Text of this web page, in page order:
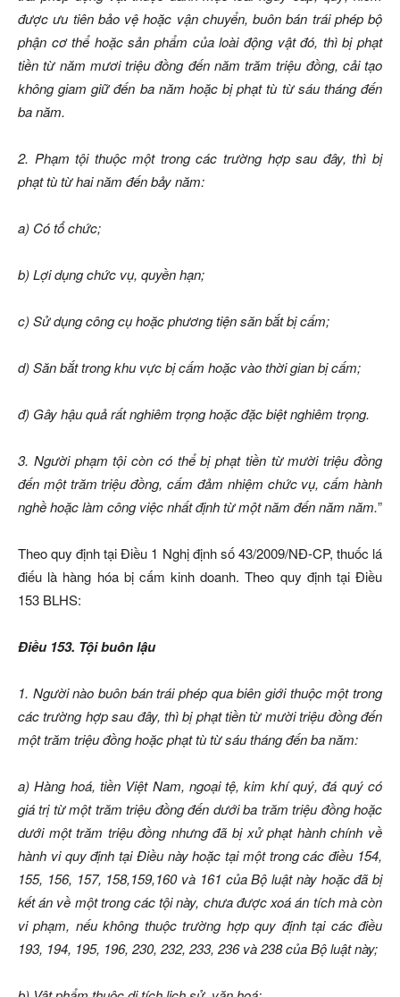
được ưu tiên bảo vệ hoặc vận chuyển, buôn bán trái phép bộ
phận cơ thể hoặc sản phẩm của loài động vật đó, thì bị phạt
tiền từ năm mươi triệu đồng đến năm trăm triệu đồng, cải tạo
không giam giữ đến ba năm hoặc bị phạt tù từ sáu tháng đến
ba năm.
2. Phạm tội thuộc một trong các trường hợp sau đây, thì bị
phạt tù từ hai năm đến bảy năm:
a) Có tổ chức;
b) Lợi dụng chức vụ, quyền hạn;
c) Sử dụng công cụ hoặc phương tiện săn bắt bị cấm;
d) Săn bắt trong khu vực bị cấm hoặc vào thời gian bị cấm;
đ) Gây hậu quả rất nghiêm trọng hoặc đặc biệt nghiêm trọng.
3. Người phạm tội còn có thể bị phạt tiền từ mười triệu đồng
đến một trăm triệu đồng, cấm đảm nhiệm chức vụ, cấm hành
nghề hoặc làm công việc nhất định từ một năm đến năm năm.”
Theo quy định tại Điều 1 Nghị định số 43/2009/NĐ-CP, thuốc lá
điếu là hàng hóa bị cấm kinh doanh. Theo quy định tại Điều
153 BLHS:
Điều 153. Tội buôn lậu
1. Người nào buôn bán trái phép qua biên giới thuộc một trong
các trường hợp sau đây, thì bị phạt tiền từ mười triệu đồng đến
một trăm triệu đồng hoặc phạt tù từ sáu tháng đến ba năm:
a) Hàng hoá, tiền Việt Nam, ngoại tệ, kim khí quý, đá quý có
giá trị từ một trăm triệu đồng đến dưới ba trăm triệu đồng hoặc
dưới một trăm triệu đồng nhưng đã bị xử phạt hành chính về
hành vi quy định tại Điều này hoặc tại một trong các điều 154,
155, 156, 157, 158,159,160 và 161 của Bộ luật này hoặc đã bị
kết án về một trong các tội này, chưa được xoá án tích mà còn
vi phạm, nếu không thuộc trường hợp quy định tại các điều
193, 194, 195, 196, 230, 232, 233, 236 và 238 của Bộ luật này;